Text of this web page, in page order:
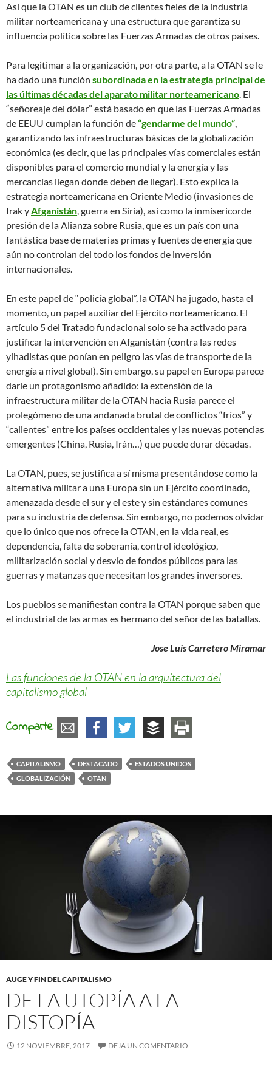
Así que la OTAN es un club de clientes fieles de la industria
militar norteamericana y una estructura que garantiza su
influencia política sobre las Fuerzas Armadas de otros países.
Para legitimar a la organización, por otra parte, a la OTAN se le
ha dado una función subordinada en la estrategia principal de
las últimas décadas del aparato militar norteamericano. El
“señoreaje del dólar” está basado en que las Fuerzas Armadas
de EEUU cumplan la función de“gendarme del mundo”,
garantizando las infraestructuras básicas de la globalización
económica (es decir, que las principales vías comerciales están
disponibles para el comercio mundial y la energía y las
mercancías llegan donde deben de llegar). Esto explica la
estrategia norteamericana en Oriente Medio (invasiones de
Irak yAfganistán, guerra en Siria), así como la inmisericorde
presión de la Alianza sobre Rusia, que es un país con una
fantástica base de materias primas y fuentes de energía que
aún no controlan del todo los fondos de inversión
internacionales.
En este papel de “policía global”, la OTAN ha jugado, hasta el
momento, un papel auxiliar del Ejército norteamericano. El
artículo 5 del Tratado fundacional solo se ha activado para
justificar la intervención en Afganistán (contra las redes
yihadistas que ponían en peligro las vías de transporte de la
energía a nivel global). Sin embargo, su papel en Europa parece
darle un protagonismo añadido: la extensión de la
infraestructura militar de la OTAN hacia Rusia parece el
prolegómeno de una andanada brutal de conflictos “fríos” y
“calientes” entre los países occidentales y las nuevas potencias
emergentes (China, Rusia, Irán…) que puede durar décadas.
La OTAN, pues, se justifica a sí misma presentándose como la
alternativa militar a una Europa sin un Ejército coordinado,
amenazada desde el sur y el este y sin estándares comunes
para su industria de defensa. Sin embargo, no podemos olvidar
que lo único que nos ofrece la OTAN, en la vida real, es
dependencia, falta de soberanía, control ideológico,
militarización social y desvío de fondos públicos para las
guerras y matanzas que necesitan los grandes inversores.
Los pueblos se manifiestan contra la OTAN porque saben que
el industrial de las armas es hermano del señor de las batallas.
Jose Luis Carretero Miramar
Las funciones de la OTAN en la arquitectura del
capitalismo global
Comparte
CAPITALISMO DESTACADO
ESTADOS UNIDOS
GLOBALIZACIÓN
OTAN
AUGE Y FIN DEL CAPITALISMO
DE LA UTOPÍA A LA
DISTOPÍA
12 NOVIEMBRE, 2017 DEJA UN COMENTARIO